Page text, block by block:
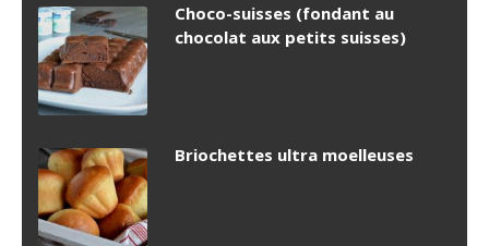
Choco-suisses (fondant au
chocolat aux petits suisses)
Briochettes ultra moelleuses